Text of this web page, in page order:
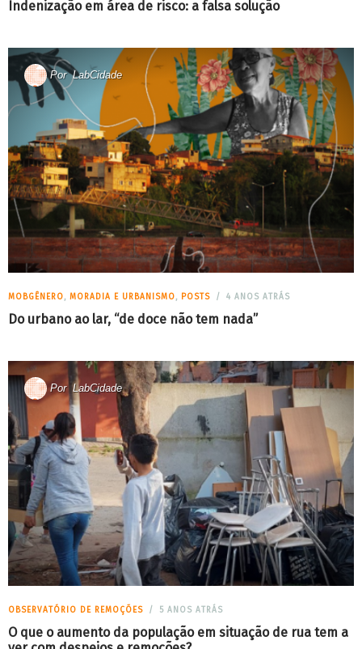
Indenização em área de risco: a falsa solução
PorLabCidade
MOBGÊNERO, MORADIA E URBANISMO, POSTS 4 ANOS ATRÁS
Do urbano ao lar, “de doce não tem nada”
Por LabCidade
OBSERVATÓRIO DE REMOÇÕES 5 ANOS ATRÁS
O que o aumento da população em situação de rua tem a